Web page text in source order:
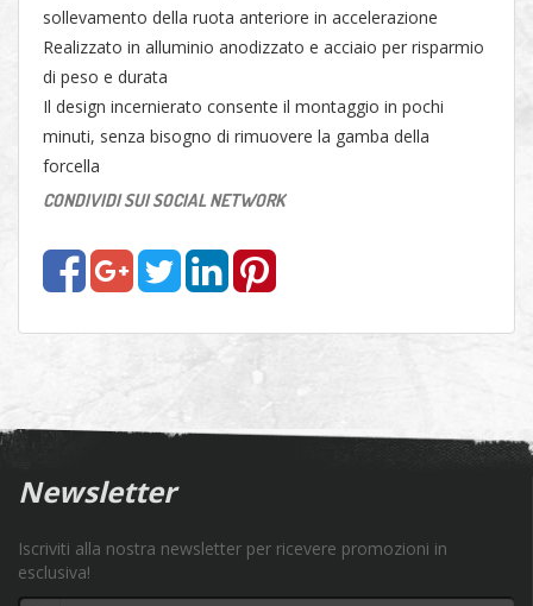
sollevamento della ruota anteriore in accelerazione
Realizzato in alluminio anodizzato e acciaio per risparmio
di peso e durata
Il design incernierato consente il montaggio in pochi
minuti, senza bisogno di rimuovere la gamba della
forcella
CONDIVIDI SUI SOCIAL NETWORK
Newsletter
Iscriviti alla nostra newsletter per ricevere promozioni in
esclusiva!